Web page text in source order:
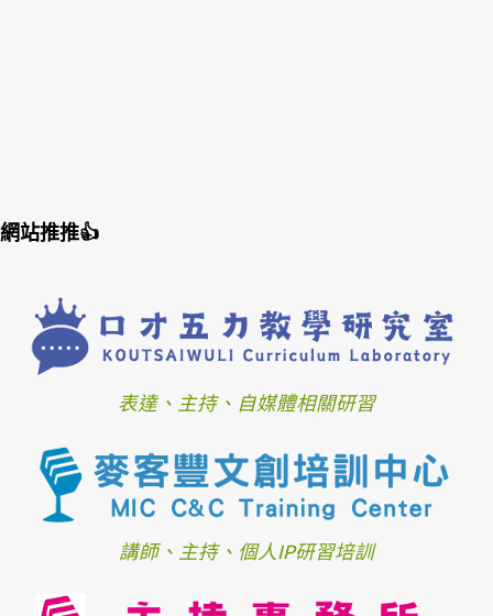
網站推推👍
表達、主持、自媒體相關研習
講師、主持、個人IP研習培訓